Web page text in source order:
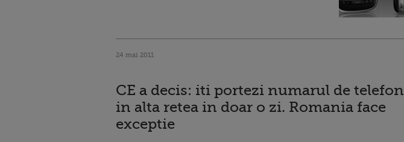
24 mai 2011
CE a decis: iti portezi numarul de telefon
in alta retea in doar o zi. Romania face
exceptie